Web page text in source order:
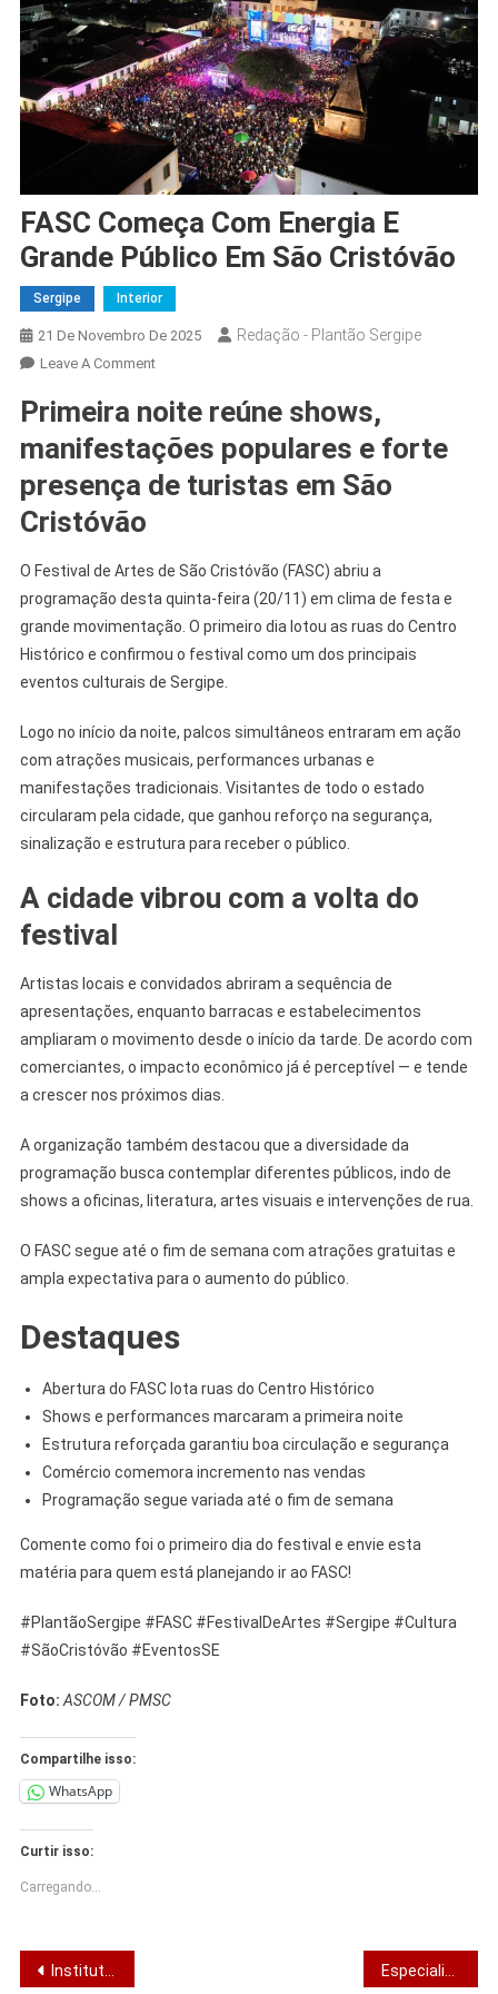
FASC Começa Com Energia E
Grande Público Em São Cristóvão
Sergipe Interior
21 De Novembro De 2025 Redação - Plantão Sergipe
Leave A CommentOn
Começa
Com
Energia
E
Em
São
Cristóvão
Primeira noite reúne shows,
manifestações populares e forte
presença de turistas em São
Cristóvão
O Festival de Artes de São Cristóvão (FASC) abriu a
programação desta quinta-feira (20/11) em clima de festa e
grande movimentação. O primeiro dia lotou as ruas do Centro
Histórico e confirmou o festival como um dos principais
eventos culturais de Sergipe.
Logo no início da noite, palcos simultâneos entraram em ação
com atrações musicais, performances urbanas e
manifestações tradicionais. Visitantes de todo o estado
circularam pela cidade, que ganhou reforço na segurança,
sinalização e estrutura para receber o público.
A cidade vibrou com a volta do
festival
Artistas locais e convidados abriram a sequência de
apresentações, enquanto barracas e estabelecimentos
ampliaram o movimento desde o início da tarde. De acordo com
comerciantes, o impacto econômico já é perceptível — e tende
a crescer nos próximos dias.
A organização também destacou que a diversidade da
programação busca contemplar diferentes públicos, indo de
shows a oficinas, literatura, artes visuais e intervenções de rua.
O FASC segue até o fim de semana com atrações gratuitas e
ampla expectativa para o aumento do público.
Destaques
Abertura do FASC lota ruas do Centro Histórico
Shows e performances marcaram a primeira noite
Estrutura reforçada garantiu boa circulação e segurança
Comércio comemora incremento nas vendas
Programação segue variada até o fim de semana
Comente como foi o primeiro dia do festival e envie esta
matéria para quem está planejando ir ao FASC!
#PlantãoSergipe #FASC #FestivalDeArtes #Sergipe #Cultura
#SãoCristóvão #EventosSE
Foto: ASCOM / PMSC
Compartilhe isso:
WhatsApp
Curtir isso:
Carregando...
Navegação
Instituto França mostra Alessandro Vieira na frente em todos os cenários para o Senado